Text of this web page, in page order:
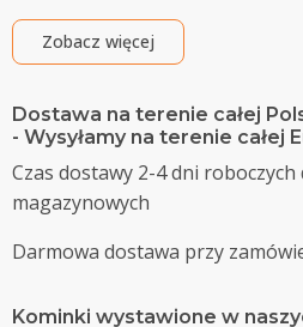
Zobacz więcej
Dostawa na terenie całej
- Wysyłamy na terenie całej
Czas dostawy 2-4 dni roboczych
magazynowych
Darmowa dostawa przy
Kominki wystawione w